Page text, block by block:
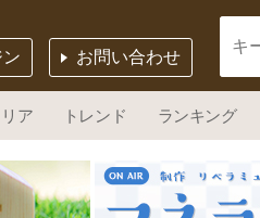
お問い合わせ
ア トレンド ランキング